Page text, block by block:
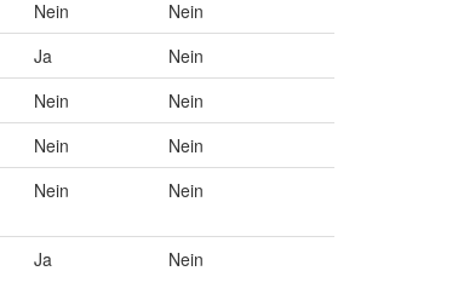
Nein
Nein
Ja
Nein
Nein
Nein
Nein
Nein
Nein Nein
Ja Nein